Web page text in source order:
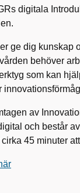
digitala
ge dig kunskap
behöver
som kan
av
och består
45 minuter